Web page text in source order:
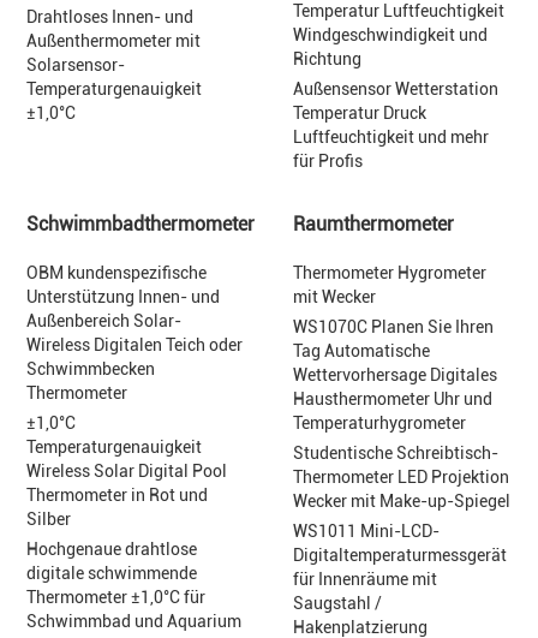
Drahtloses Innen- und
Außenthermometer mit
Solarsensor-
Temperaturgenauigkeit
±1,0°C
Temperatur Luftfeuchtigkeit
Windgeschwindigkeit und
Richtung
Außensensor Wetterstation
Temperatur Druck
Luftfeuchtigkeit und mehr
für Profis
Schwimmbadthermometer
OBM kundenspezifische
Unterstützung Innen- und
Außenbereich Solar-
Wireless Digitalen Teich oder
Schwimmbecken
Thermometer
±1,0°C
Temperaturgenauigkeit
Wireless Solar Digital Pool
Thermometer in Rot und
Silber
Hochgenaue drahtlose
digitale schwimmende
Thermometer ±1,0°C für
Schwimmbad und Aquarium
Raumthermometer
Thermometer Hygrometer
mit Wecker
WS1070C Planen Sie Ihren
Tag Automatische
Wettervorhersage Digitales
Hausthermometer Uhr und
Temperaturhygrometer
Studentische Schreibtisch-
Thermometer LED Projektion
Wecker mit Make-up-Spiegel
WS1011 Mini-LCD-
Digitaltemperaturmessgerät
für Innenräume mit
Saugstahl /
Hakenplatzierung